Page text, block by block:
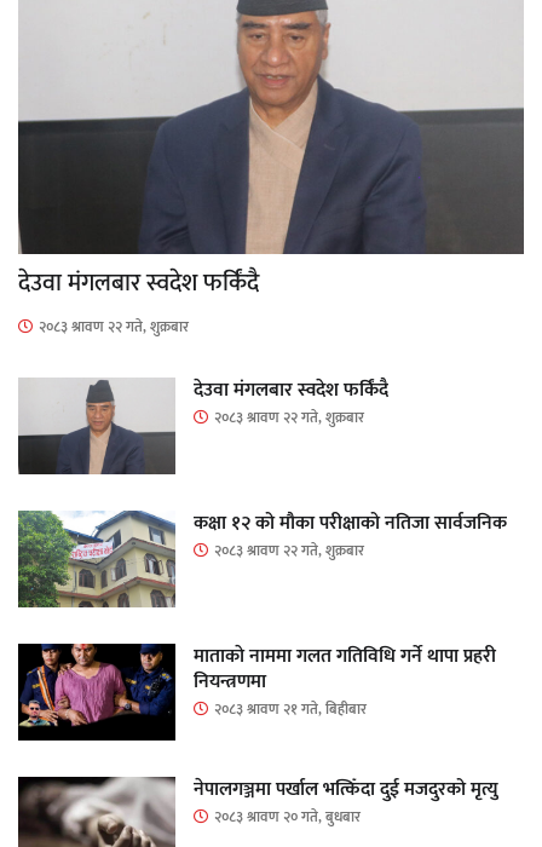
देउवा मंगलबार स्वदेश फर्किंदै
२०८३ श्रावण २२ गते, शुक्रबार
देउवा मंगलबार स्वदेश फर्किंदै
२०८३ श्रावण २२ गते, शुक्रबार
कक्षा १२ को मौका परीक्षाको नतिजा सार्वजनिक
२०८३ श्रावण २२ गते, शुक्रबार
माताकाे नाममा गलत गतिविधि गर्ने थापा प्रहरी
नियन्त्रणमा
२०८३ श्रावण २१ गते, बिहीबार
नेपालगञ्जमा पर्खाल भत्किँदा दुई मजदुरको मृत्यु
२०८३ श्रावण २० गते, बुधबार